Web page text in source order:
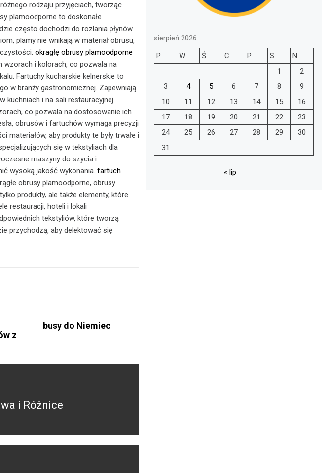
rodzaju przyjęciach, tworząc
plamoodporne to doskonałe
często dochodzi do rozlania płynów
plamy nie wnikają w materiał obrusu,
okragłę obrusy plamoodporne
wzorach i kolorach, co pozwala na
Fartuchy kucharskie kelnerskie to
w branży gastronomicznej. Zapewniają
kuchniach i na sali restauracyjnej.
co pozwala na dostosowanie ich
obrusów i fartuchów wymaga precyzji
aby produkty te były trwałe i
się w tekstyliach dla
maszyny do szycia i
wysoką jakość wykonania. fartuch
obrusy plamoodporne, obrusy
produkty, ale także elementy, które
restauracji, hoteli i lokali
tekstyliów, które tworzą
przychodzą, aby delektować się
z
busy do Niemiec
i Różnice
sierpień 2026
P
W Ś C P S
N
1
2
3
4 5 6 7 8
9
10
11 12 13 14 15
16
17
18 19 20 21 22
23
24
25 26 27 28 29
30
31
« lip